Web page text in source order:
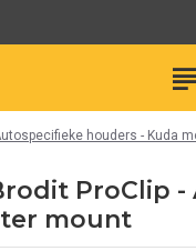
houders - Kuda
ProClip -
mount